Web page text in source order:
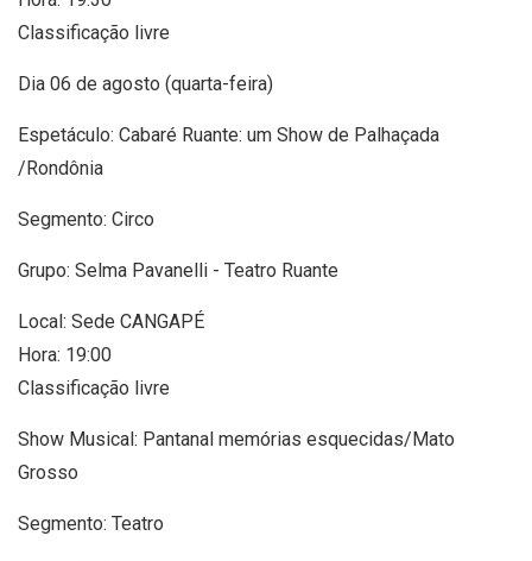
Classificação livre
Dia 06 de agosto (quarta-feira)
Espetáculo: Cabaré Ruante: um Show de Palhaçada
/Rondônia
Segmento: Circo
Grupo: Selma Pavanelli - Teatro Ruante
Local: Sede CANGAPÉ
Hora: 19:00
Classificação livre
Show Musical: Pantanal memórias esquecidas/Mato
Grosso
Segmento: Teatro